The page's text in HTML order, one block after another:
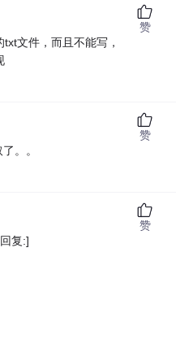
文件，而且不能写，
赞
。。
赞
复:]
赞